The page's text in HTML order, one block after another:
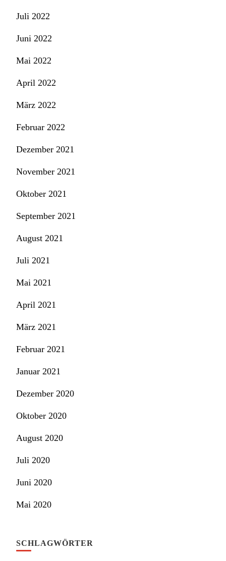
Juli 2022
Juni 2022
Mai 2022
April 2022
März 2022
Februar 2022
Dezember 2021
November 2021
Oktober 2021
September 2021
August 2021
Juli 2021
Mai 2021
April 2021
März 2021
Februar 2021
Januar 2021
Dezember 2020
Oktober 2020
August 2020
Juli 2020
Juni 2020
Mai 2020
SCHLAGWÖRTER